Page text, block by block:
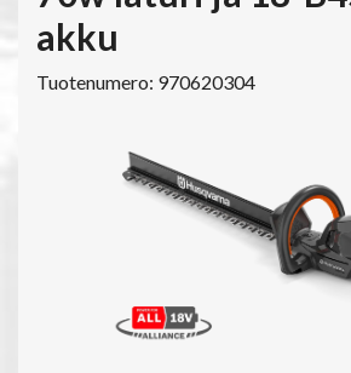
akku
Tuotenumero: 970620304